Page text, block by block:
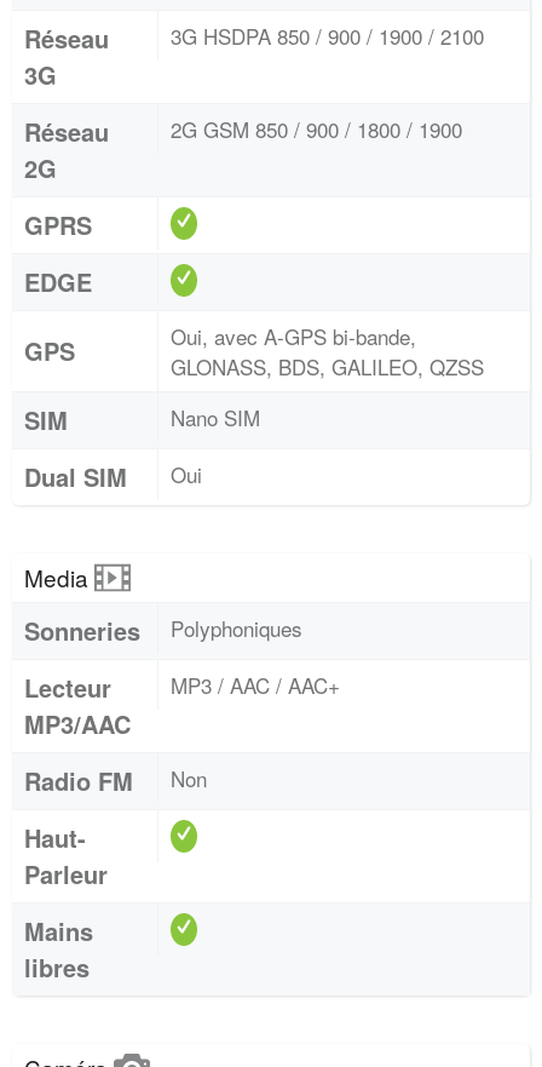
Réseau
3G
3G HSDPA 850 / 900 / 1900 / 2100
Réseau
2G
2G GSM 850 / 900 / 1800 / 1900
GPRS
EDGE
GPS
Oui, avec A-GPS bi-bande,
GLONASS, BDS, GALILEO, QZSS
SIM Nano SIM
Dual SIM Oui
Media
Sonneries Polyphoniques
Lecteur
MP3/AAC
MP3 / AAC / AAC+
Radio FM Non
Haut-
Parleur
Mains
libres